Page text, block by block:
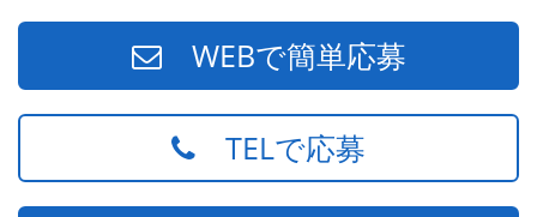
WEBで簡単応募
TELで応募